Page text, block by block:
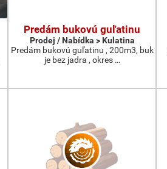
Predám bukovú guľatinu
Prodej / Nabídka > Kulatina
Predám bukovú guľatinu , 200m3, buk
je bez jadra , okres …